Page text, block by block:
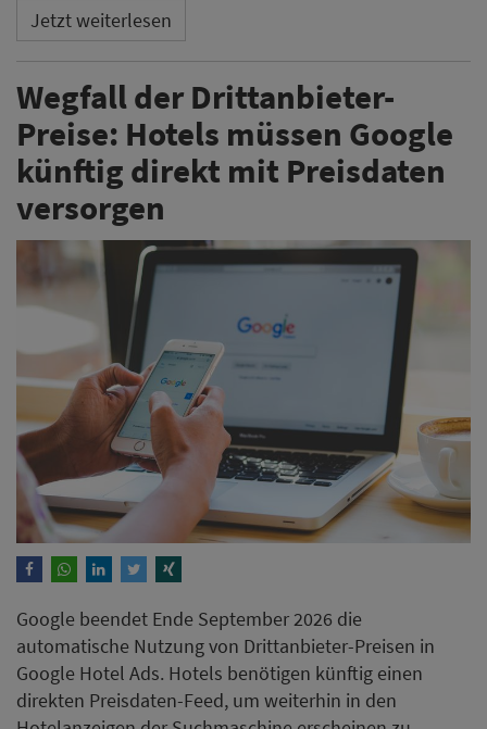
Jetzt weiterlesen
Wegfall der Drittanbieter-
Preise: Hotels müssen Google
künftig direkt mit Preisdaten
versorgen
Google beendet Ende September 2026 die
automatische Nutzung von Drittanbieter-Preisen in
Google Hotel Ads. Hotels benötigen künftig einen
direkten Preisdaten-Feed, um weiterhin in den